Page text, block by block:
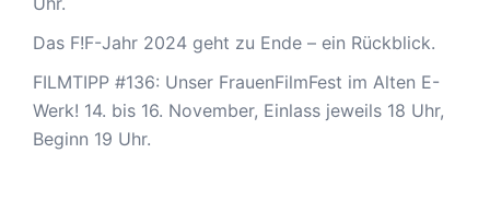
Das F!F-Jahr 2024 geht zu Ende – ein Rückblick.
FILMTIPP #136: Unser FrauenFilmFest im Alten E-
Werk! 14. bis 16. November, Einlass jeweils 18 Uhr,
Beginn 19 Uhr.